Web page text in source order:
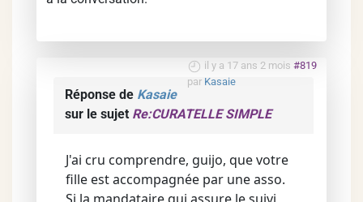
il y a 17 ans 2 mois #819
par Kasaie
Réponse de Kasaie
sur le sujet Re:CURATELLE SIMPLE
J'ai cru comprendre, guijo, que votre
fille est accompagnée par une asso.